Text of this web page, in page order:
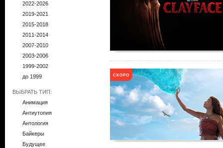
2022-2026
2019-2021
2015-2018
2011-2014
2007-2010
2003-2006
1999-2002
до 1999
ВЫБРАТЬ ТИП:
Анимация
Антиутопия
Антология
Байкеры
Будущее
СКОРО